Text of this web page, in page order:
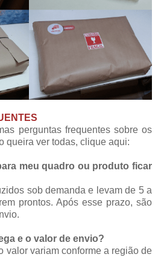
perguntas frequentes sobre os
queira ver todas, clique aqui:
meu quadro ou produto ficar
sob demanda e levam de 5 a
prontos. Após esse prazo, são
e o valor de envio?
valor variam conforme a região de